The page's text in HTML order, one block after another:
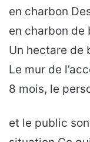
en charbon
en charbon de
Un hectare de
Le mur de
8 mois, le
et le public